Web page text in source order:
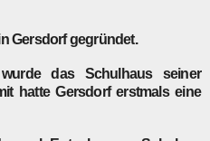
Gersdorf gegründet.
das Schulhaus seiner
hatte Gersdorf erstmals eine